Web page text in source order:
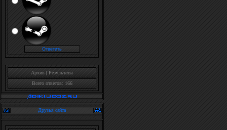
Архив | Результаты
Всего ответов: 166
Друзья сайта